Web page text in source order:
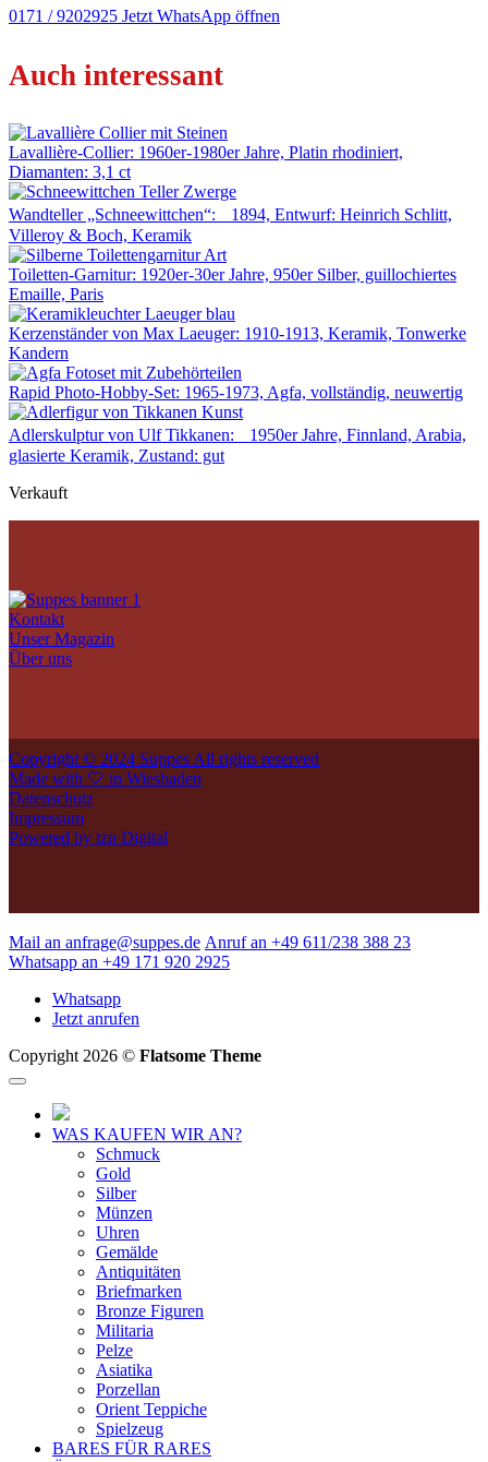
0171 / 9202925 Jetzt WhatsApp öffnen
Auch interessant
Lavallière-Collier: 1960er-1980er Jahre, Platin rhodiniert,
Diamanten: 3,1 ct
Wandteller „Schneewittchen“: 1894, Entwurf: Heinrich Schlitt,
Villeroy & Boch, Keramik
Toiletten-Garnitur: 1920er-30er Jahre, 950er Silber, guillochiertes
Emaille, Paris
Kerzenständer von Max Laeuger: 1910-1913, Keramik, Tonwerke
Kandern
Rapid Photo-Hobby-Set: 1965-1973, Agfa, vollständig, neuwertig
Adlerskulptur von Ulf Tikkanen: 1950er Jahre, Finnland, Arabia,
glasierte Keramik, Zustand: gut
Verkauft
Kontakt
Unser Magazin
Über uns
Copyright © 2024 Suppes All rights reserved
Made with 🤍 in Wiesbaden
Datenschutz
Impressum
Powered by tzn Digital
Mail an anfrage@suppes.de Anruf an +49 611/238 388 23
Whatsapp an +49 171 920 2925
Whatsapp
Jetzt anrufen
Copyright 2026 © Flatsome Theme
WAS KAUFEN WIR AN?
Schmuck
Gold
Silber
Münzen
Uhren
Gemälde
Antiquitäten
Briefmarken
Bronze Figuren
Militaria
Pelze
Asiatika
Porzellan
Orient Teppiche
Spielzeug
BARES FÜR RARES